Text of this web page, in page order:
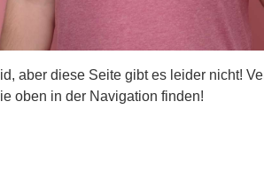
aber diese Seite gibt es leider nicht!
oben in der Navigation finden!